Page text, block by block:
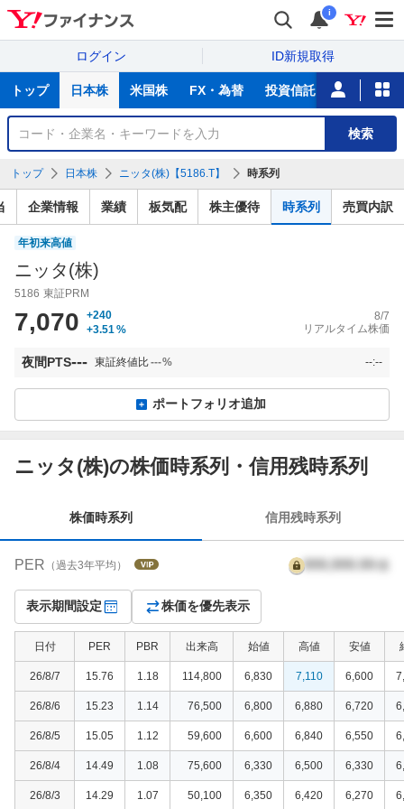
i
ログイン ID新規取得
サ
トップ 日本株 米国株 FX・為替 投資信託 ニュース
銘
検
検索
トップ 日本株 ニッタ(株)【5186.T】 時系列
企業情報 業績 板気配 株主優待 時系列 売買内訳
年初来高値
ニッタ(株)
5186 東証PRM
7,070
+240
+3.51 %
8/7
リアルタイム株価
夜間PTS--- 東証終値比---% --:--
ポートフォリオ追加
ニッタ(株)の株価時系列・信用残時系列
列
株価時系列 信用残時系列
PER （過去3年平均） 999,999.99
表示期間設定 株価を優先表示
日付 PER PBR 出来高 始値 高値 安値
26/8/7 15.76 1.18 114,800 6,830 7,110 6,600
26/8/6 15.23 1.14 76,500 6,800 6,880 6,720
26/8/5 15.05 1.12 59,600 6,600 6,840 6,550
26/8/4 14.49 1.08 75,600 6,330 6,500 6,330
26/8/3 14.29 1.07 50,100 6,350 6,420 6,270